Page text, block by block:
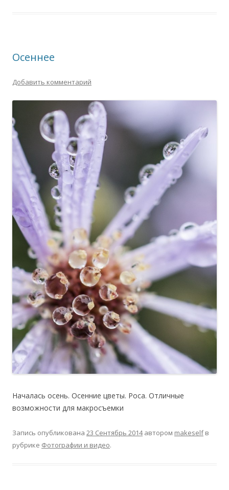
Осеннее
Добавить комментарий
Началась осень. Осенние цветы. Роса. Отличные
возможности для макросъемки
Запись опубликована 23 Сентябрь 2014автором makeselfв
рубрике Фотографии и видео.